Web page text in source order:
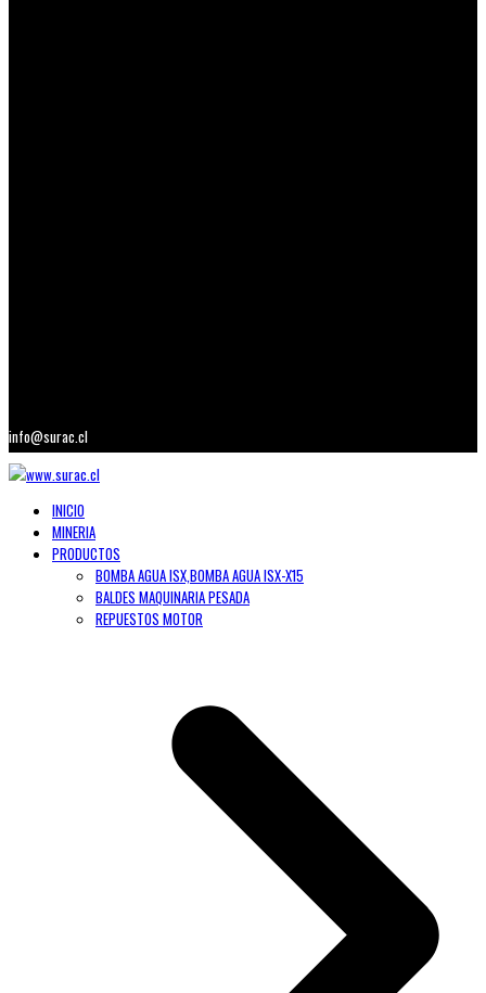
info@surac.cl
INICIO
MINERIA
PRODUCTOS
BOMBA AGUA ISX,BOMBA AGUA ISX-X15
BALDES MAQUINARIA PESADA
REPUESTOS MOTOR